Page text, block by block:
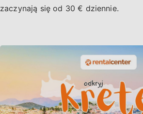
zaczynają się od 30 € dziennie.